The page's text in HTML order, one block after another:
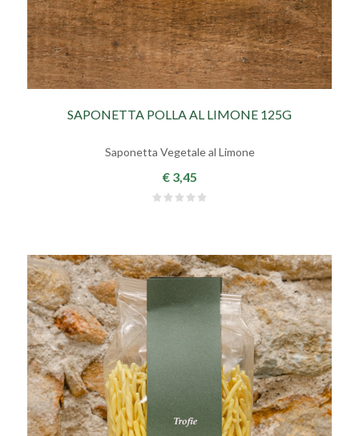
SAPONETTA POLLA AL LIMONE 125G
Saponetta Vegetale al Limone
€ 3,45